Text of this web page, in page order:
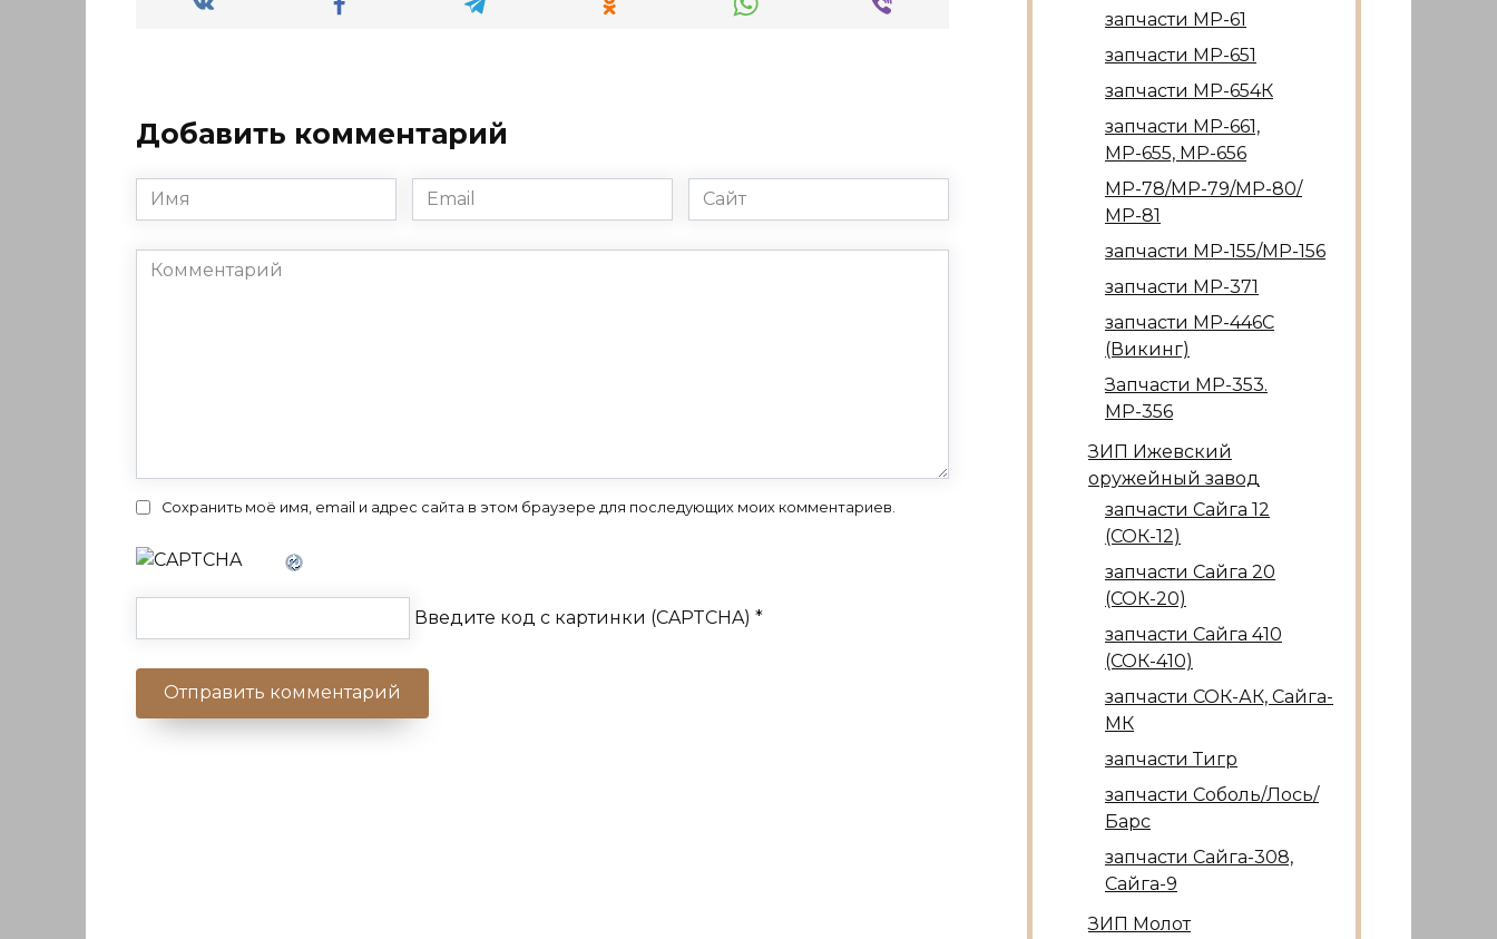
Добавить комментарий
Имя
*
Email
*
Сайт
Комментарий
Сохранить моё имя, email и адрес сайта в этом браузере для последующих моих комментариев.
Введите код с картинки (CAPTCHA) *
запчасти МР-61
запчасти МР-651
запчасти МР-654К
запчасти МР-661,
МР-655, МР-656
МР-78/МР-79/МР-80/
МР-81
запчасти МР-155/МР-156
запчасти МР-371
запчасти МР-446С
(Викинг)
Запчасти МР-353.
МР-356
ЗИП Ижевский
оружейный завод
запчасти Сайга 12
(СОК-12)
запчасти Сайга 20
(СОК-20)
запчасти Сайга 410
(СОК-410)
запчасти СОК-АК, Сайга-
МК
запчасти Тигр
запчасти Соболь/Лось/
Барс
запчасти Сайга-308,
Сайга-9
ЗИП Молот